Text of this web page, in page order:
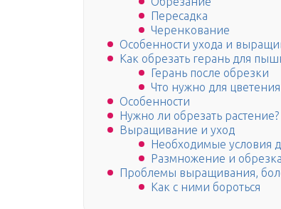
Пересадка
Черенкование
Особенности ухода и
Как обрезать герань для
Герань после обрезки
Что нужно для
Особенности
Нужно ли обрезать растение?
Выращивание и уход
Необходимые условия
Размножение и
Проблемы выращивания,
Как с ними бороться